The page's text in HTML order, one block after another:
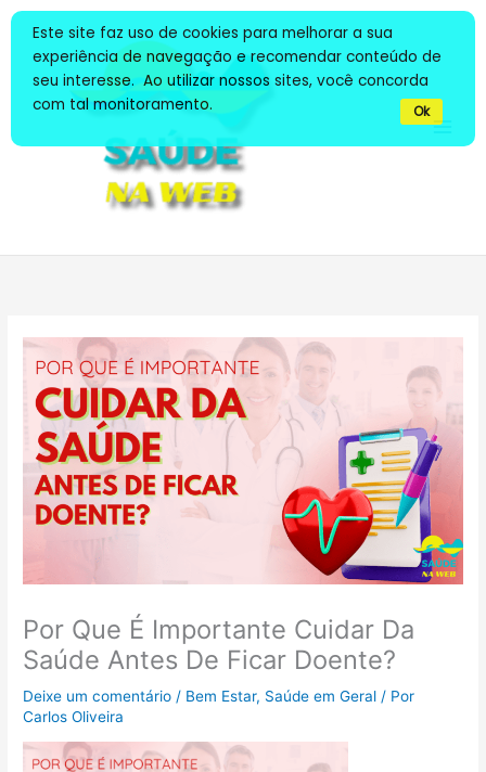
conteúdo
Por Que É Importante Cuidar Da
Saúde Antes De Ficar Doente?
Deixe um comentário / Bem Estar, Saúde em Geral / Por
Carlos Oliveira
Este site faz uso de cookies para melhorar a sua
experiência de navegação e recomendar conteúdo de
seu interesse. Ao utilizar nossos sites, você concorda
com tal monitoramento.
Ok